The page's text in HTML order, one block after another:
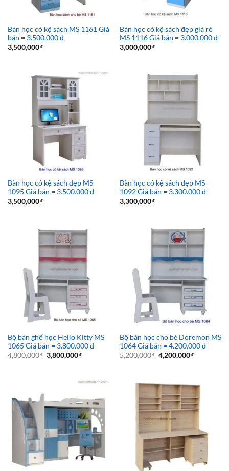
Bàn học có kệ sách MS 1161 Giá
bán = 3.500.000 đ
3,500,000₫
Bàn học có kệ sách đẹp giá rẻ
MS 1116 Giá bán = 3.000.000 đ
3,000,000₫
Bàn học có kệ sách đẹp MS
1095 Giá bán = 3.500.000 đ
3,500,000₫
Bàn học có kệ sách đẹp MS
1092 Giá bán = 3.300.000 đ
3,300,000₫
Bộ bàn ghế học Hello Kitty MS
1065 Giá bán = 3.800.000 đ
4,800,000₫ Giá
gốc
3,800,000₫Giá
3,800,000₫.
Bộ bàn học cho bé Doremon MS
1064 Giá bán = 4.200.000 đ
5,200,000₫ Giá
gốc
4,200,000₫Giá